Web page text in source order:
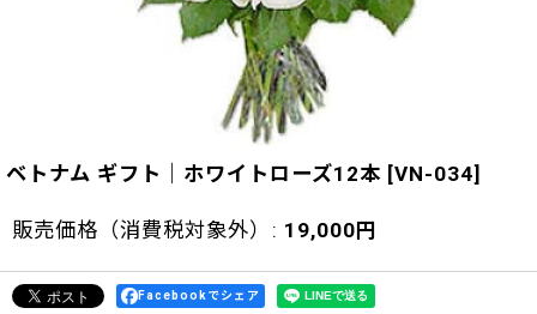
ベトナム ギフト｜ホワイトローズ12本 [VN-034]
販売価格（消費税対象外） : 19,000 円
Facebookでシェア